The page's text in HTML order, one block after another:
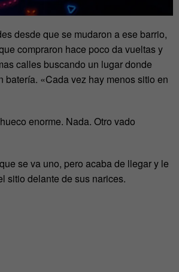
desde que se mudaron a ese barrio,
compraron hace poco da vueltas y
calles buscando un lugar donde
batería. «Cada vez hay menos sitio en
enorme. Nada. Otro vado
se va uno, pero acaba de llegar y le
sitio delante de sus narices.